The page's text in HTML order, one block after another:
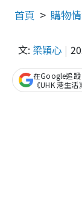
首頁 購物
文: 梁穎心
在Google追蹤
《UHK 港生活》